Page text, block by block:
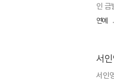
인 금
초미
있습
스러
연예
서
서인